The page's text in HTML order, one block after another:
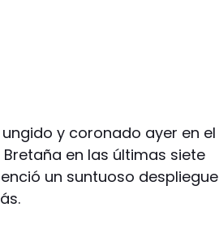
y coronado ayer en el
en las últimas siete
un suntuoso despliegue